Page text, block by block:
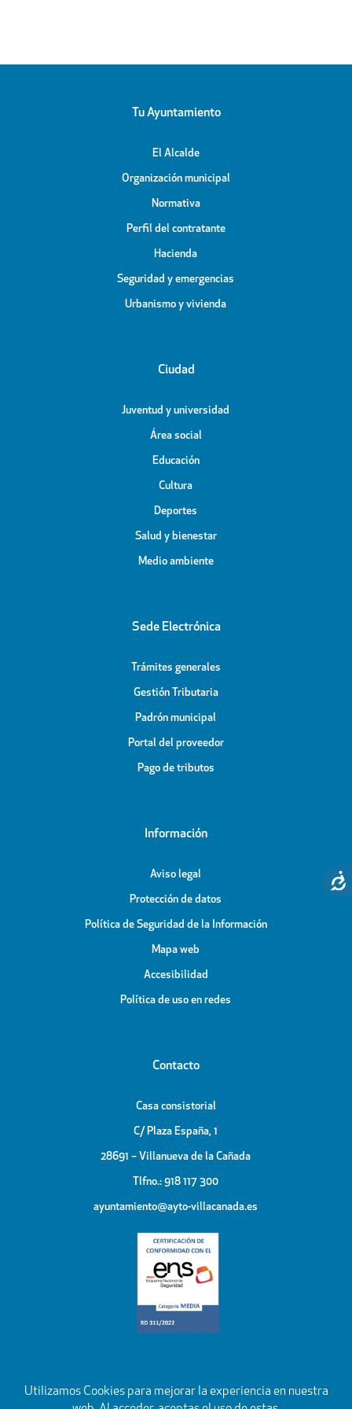
Tu Ayuntamiento
El Alcalde
Organización municipal
Normativa
Perfil del contratante
Hacienda
Seguridad y emergencias
Urbanismo y vivienda
Ciudad
Juventud y universidad
Área social
Educación
Cultura
Deportes
Salud y bienestar
Medio ambiente
Sede Electrónica
Trámites generales
Gestión Tributaria
Padrón municipal
Portal del proveedor
Pago de tributos
Información
Aviso legal
Protección de datos
Política de Seguridad de la Información
Mapa web
Accesibilidad
Política de uso en redes
Contacto
Casa consistorial
C/ Plaza España, 1
28691 – Villanueva de la Cañada
Tlfno.: 918 117 300
ayuntamiento@ayto-villacanada.es